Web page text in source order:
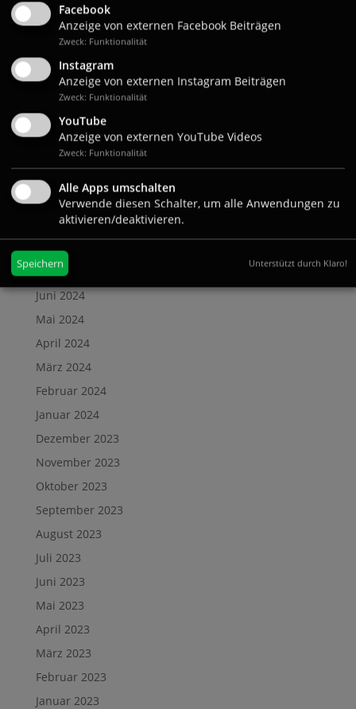
Juni 2025
Mai 2025
April 2025
März 2025
Februar 2025
Januar 2025
Dezember 2024
November 2024
Oktober 2024
September 2024
August 2024
Juli 2024
Juni 2024
Mai 2024
April 2024
März 2024
Februar 2024
Januar 2024
Dezember 2023
November 2023
Oktober 2023
September 2023
August 2023
Juli 2023
Juni 2023
Mai 2023
April 2023
März 2023
Februar 2023
Januar 2023
Facebook
Anzeige von externen Facebook Beiträgen
Zweck: Funktionalität
Instagram
Anzeige von externen Instagram Beiträgen
Zweck: Funktionalität
YouTube
Anzeige von externen YouTube Videos
Zweck: Funktionalität
Alle Apps umschalten
Verwende diesen Schalter, um alle Anwendungen zu
aktivieren/deaktivieren.
Speichern Unterstützt durch Klaro!